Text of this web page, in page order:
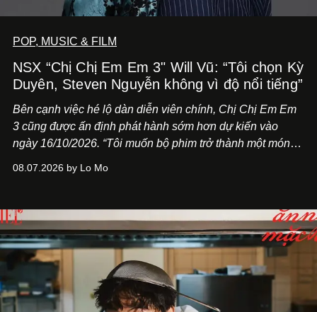
POP, MUSIC & FILM
NSX “Chị Chị Em Em 3" Will Vũ: “Tôi chọn Kỳ
Duyên, Steven Nguyễn không vì độ nổi tiếng”
Bên cạnh việc hé lộ dàn diễn viên chính, Chị Chị Em Em
3 cũng được ấn định phát hành sớm hơn dự kiến vào
ngày 16/10/2026. “Tôi muốn bộ phim trở thành một món
Việt Nam”, NSX Will Vũ cho biết.
08.07.2026 by Lo Mo